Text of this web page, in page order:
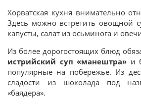
Хорватская кухня внимательно
Здесь можно встретить овощной
капусты, салат из осьминога и
Из более дорогостоящих блюд
истрийский суп «манештра» и
популярные на побережье. Из
сладости из шоколада под
«баядера».